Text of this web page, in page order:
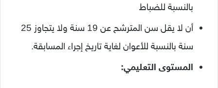
بالنسبة للضباط
أن لا يقل سن المترشح عن 19 سنة ولا يتجاوز 25
سنة بالنسبة للأعوان لغاية تاريخ إجراء المسابقة.
المستوى التعليمي: